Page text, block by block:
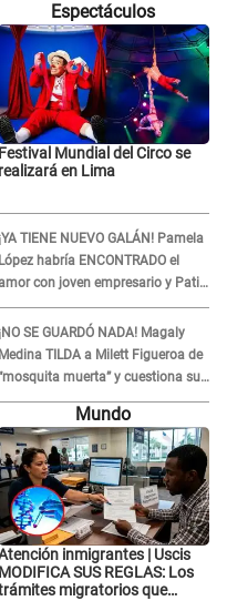
Espectáculos
Festival Mundial del Circo se
realizará en Lima
¡YA TIENE NUEVO GALÁN! Pamela
López habría ENCONTRADO el
con joven empresario y Pati
la ECHA en VIVO
¡NO SE GUARDÓ NADA! Magaly
Medina TILDA a Milett Figueroa de
muerta” y cuestiona su
con Marcelo
Tinelli en TV argentina
Mundo
inmigrantes | Uscis
MODIFICA SUS REGLAS: Los
migratorios que